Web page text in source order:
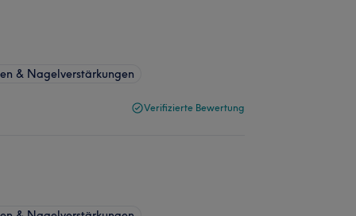
& Nagelverstärkungen
Verifizierte Bewertung